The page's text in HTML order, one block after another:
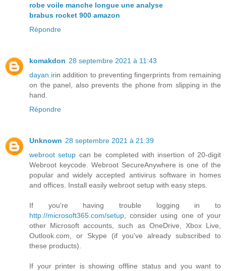
robe voile manche longue une analyse
brabus rocket 900 amazon
Répondre
komakdon 28 septembre 2021 à 11:43
dayan.irin addition to preventing fingerprints from remaining
on the panel, also prevents the phone from slipping in the
hand.
Répondre
Unknown 28 septembre 2021 à 21:39
webroot setup can be completed with insertion of 20-digit
Webroot keycode. Webroot SecureAnywhere is one of the
popular and widely accepted antivirus software in homes
and offices. Install easily webroot setup with easy steps.
If you're having trouble logging in to
http://microsoft365.com/setup, consider using one of your
other Microsoft accounts, such as OneDrive, Xbox Live,
Outlook.com, or Skype (if you've already subscribed to
these products).
If your printer is showing offline status and you want to